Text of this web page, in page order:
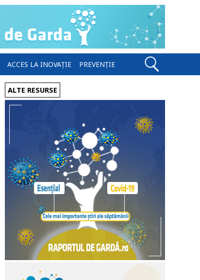
ACCES LA INOVAȚIE PREVENȚIE
ALTE RESURSE